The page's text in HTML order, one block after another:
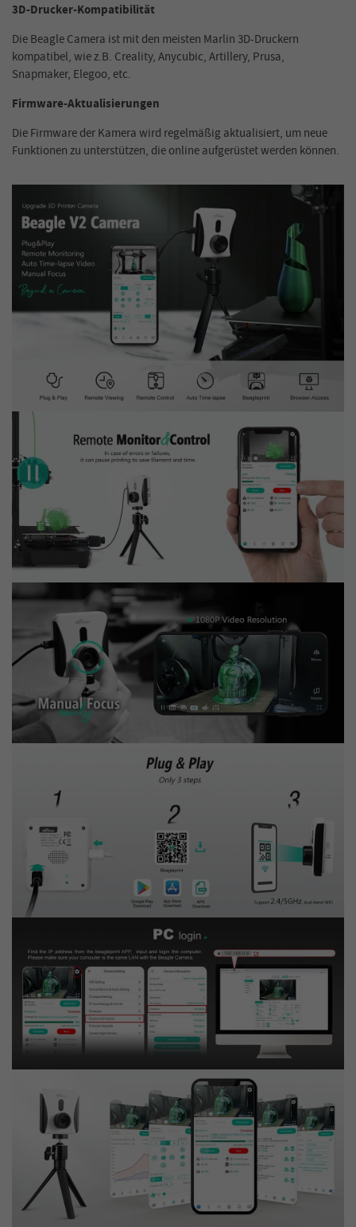
3D-Drucker-Kompatibilität
Die Beagle Camera ist mit den meisten Marlin 3D-Druckern
kompatibel, wie z.B. Creality, Anycubic, Artillery, Prusa,
Snapmaker, Elegoo, etc.
Firmware-Aktualisierungen
Die Firmware der Kamera wird regelmäßig aktualisiert, um neue
Funktionen zu unterstützen, die online aufgerüstet werden können.